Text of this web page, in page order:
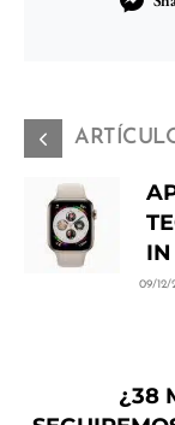
09/12/
¿38